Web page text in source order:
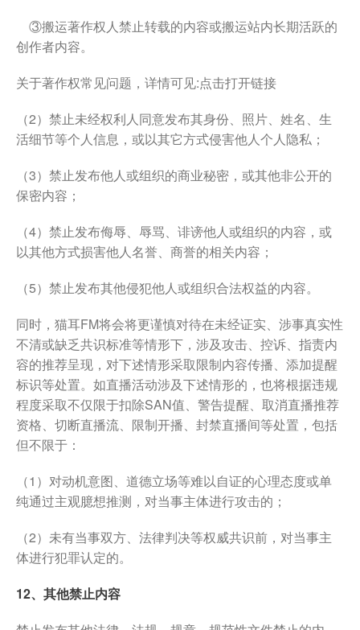
③搬运著作权人禁止转载的内容或搬运站内长期活跃的
创作者内容。
关于著作权常见问题，详情可见:点击打开链接
（2）禁止未经权利人同意发布其身份、照片、姓名、生
活细节等个人信息，或以其它方式侵害他人个人隐私；
（3）禁止发布他人或组织的商业秘密，或其他非公开的
保密内容；
（4）禁止发布侮辱、辱骂、诽谤他人或组织的内容，或
以其他方式损害他人名誉、商誉的相关内容；
（5）禁止发布其他侵犯他人或组织合法权益的内容。
同时，猫耳FM将会将更谨慎对待在未经证实、涉事真实性
不清或缺乏共识标准等情形下，涉及攻击、控诉、指责内
容的推荐呈现，对下述情形采取限制内容传播、添加提醒
标识等处置。如直播活动涉及下述情形的，也将根据违规
程度采取不仅限于扣除SAN值、警告提醒、取消直播推荐
资格、切断直播流、限制开播、封禁直播间等处置，包括
但不限于：
（1）对动机意图、道德立场等难以自证的心理态度或单
纯通过主观臆想推测，对当事主体进行攻击的；
（2）未有当事双方、法律判决等权威共识前，对当事主
体进行犯罪认定的。
12、其他禁止内容